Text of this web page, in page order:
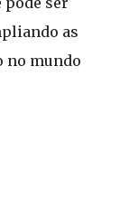
as
no mundo